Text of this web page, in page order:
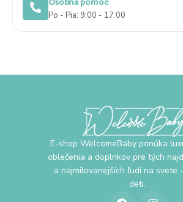
Osobná pomoc
Po - Pia: 9:00 - 17:00
E-shop WelcomeBaby ponúka
oblečenia a doplnkov pre tých
a najmilovanejších ľudí na svete
deti.